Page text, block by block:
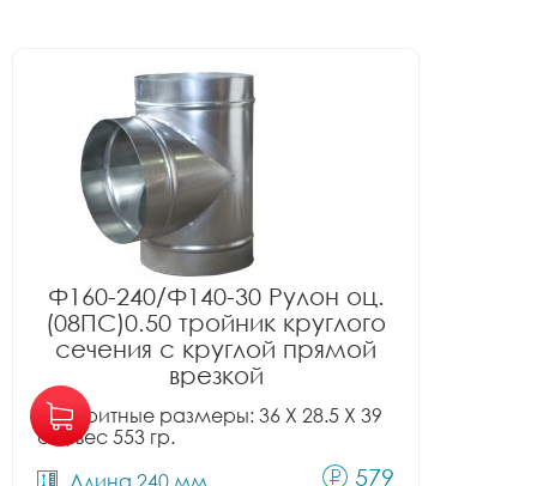
Ф160-240/Ф140-30 Рулон оц.
(08ПС)0.50 тройник круглого
сечения с круглой прямой
врезкой
Габаритные размеры: 36 X 28.5 X 39
см, вес 553 гр.
Длина 240 мм.
579